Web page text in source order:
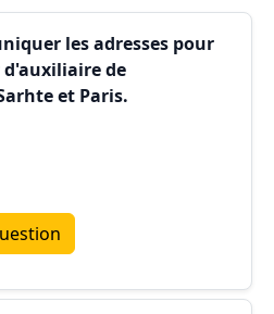
les adresses pour
d'auxiliaire de
et Paris.